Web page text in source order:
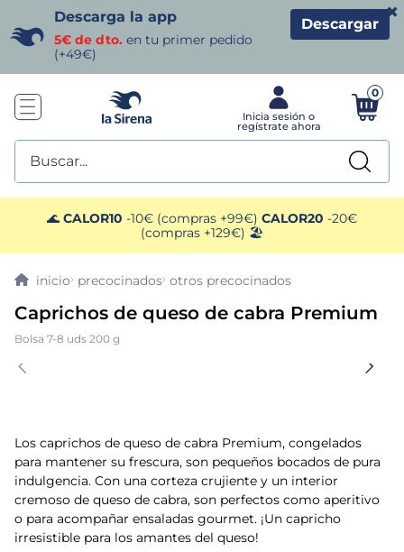
Descarga la app
5€ de dto. en tu primer pedido
(+49€)
Descargar
×
0
Buscar...
🌊 CALOR10 -10€ (compras +99€) CALOR20 -20€
(compras +129€) 🏖️
precocinados otros precocinados
Caprichos de queso de cabra Premium
Bolsa 7-8 uds 200 g
Los caprichos de queso de cabra Premium, congelados
para mantener su frescura, son pequeños bocados de pura
indulgencia. Con una corteza crujiente y un interior
cremoso de queso de cabra, son perfectos como aperitivo
o para acompañar ensaladas gourmet. ¡Un capricho
irresistible para los amantes del queso!
TÉRMINOS MÁS BUSCADOS
1. helados sirena
gambas
3. patatas
verduras
6. croquetas
7 canelones